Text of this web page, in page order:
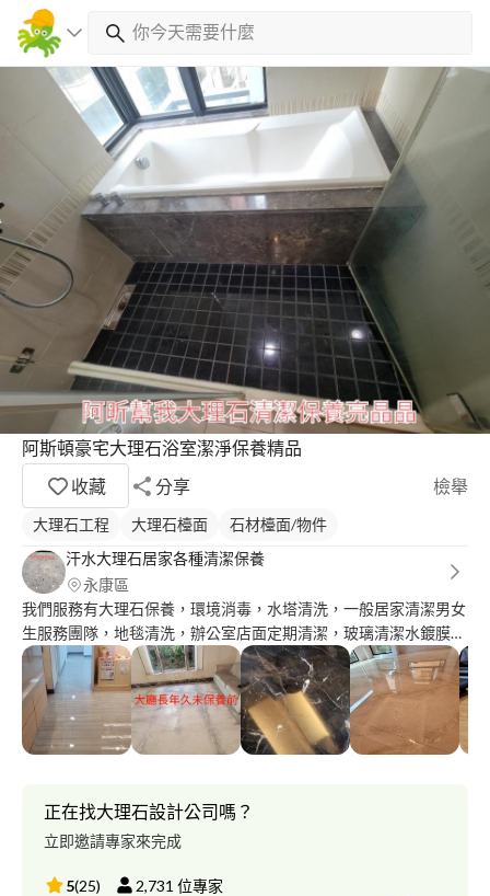
阿斯頓豪宅大理石浴室潔淨保養精品
收藏
分享 檢舉
大理石工程 大理石檯面
石材檯面/物件
汗水大理石居家各種清潔保養
永康區
我們服務有大理石保養，環境消毒，水塔清洗，一般居家清潔男女
生服務團隊，地毯清洗，辦公室店面定期清潔，玻璃清潔水鍍膜，
各種地板打蠟亮晶晶，床墊清潔，冷氣內部清洗，沙發清洗
正在找大理石設計公司嗎？
立即邀請專家來完成
5(25) 2,731 位專家